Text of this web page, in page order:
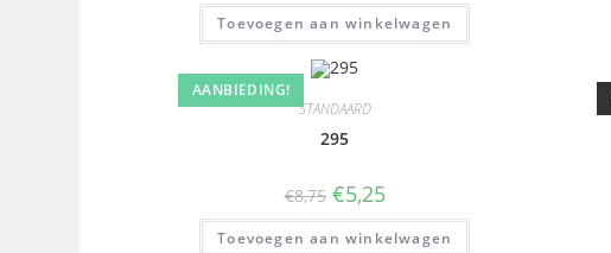
Toevoegen aan winkelwagen
AANBIEDING!
STANDAARD
295
€8,75 €5,25
Toevoegen aan winkelwagen